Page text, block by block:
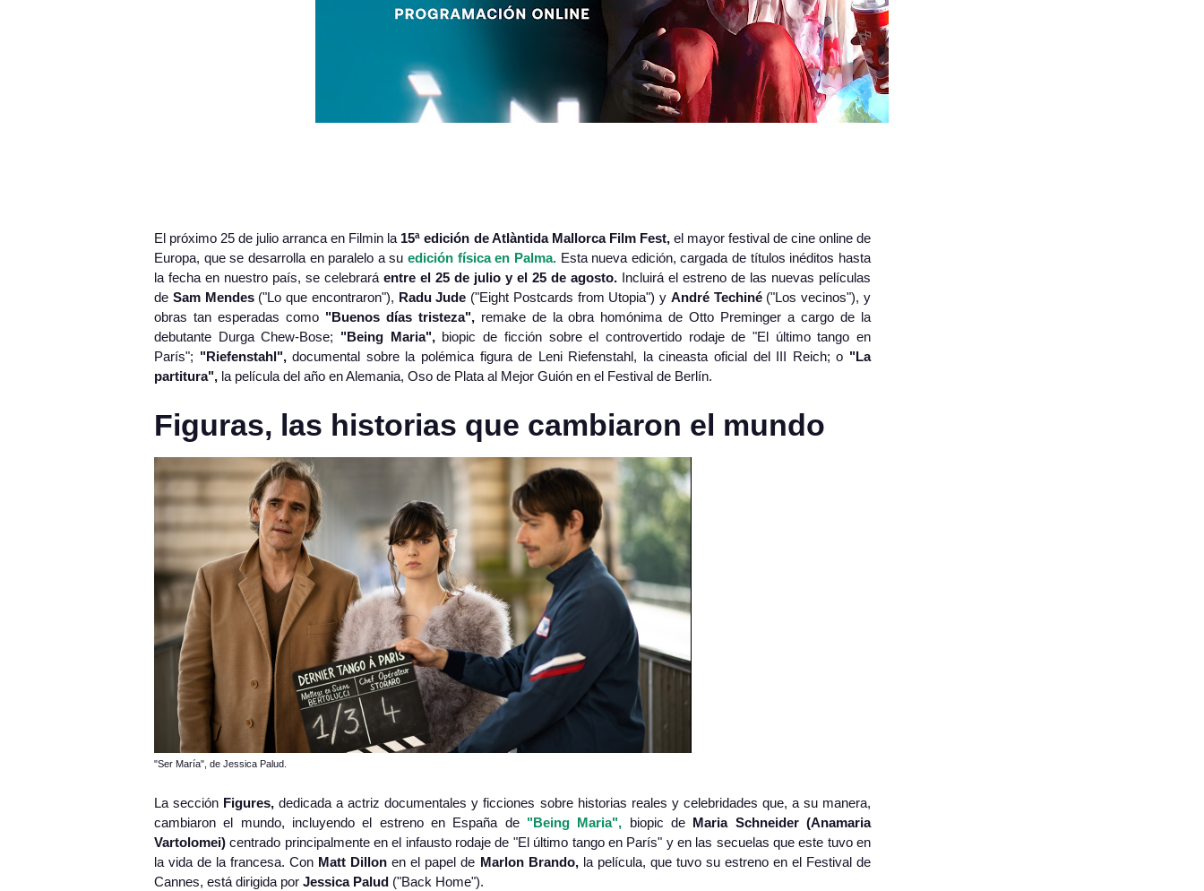
El próximo 25 de julio arranca en Filmin la 15ª edición de Atlàntida Mallorca Film Fest,el mayor festival de cine online de
Europa, que se desarrolla en paralelo a suedición física en Palma.Esta nueva edición, cargada de títulos inéditos hasta
la fecha en nuestro país, se celebrará entre el 25 de julio y el 25 de agosto. Incluirá el estreno de las nuevas películas
de Sam Mendes("Lo que encontraron"), Radu Jude ("Eight Postcards from Utopia") y André Techiné("Los vecinos"), y
obras tan esperadas como "Buenos días tristeza",remake de la obra homónima de Otto Preminger a cargo de la
debutante Durga Chew-Bose; "Being Maria",biopic de ficción sobre el controvertido rodaje de "El último tango en
París"; "Riefenstahl",documental sobre la polémica figura de Leni Riefenstahl, la cineasta oficial del III Reich; o "La
partitura", la película del año en Alemania, Oso de Plata al Mejor Guión en el Festival de Berlín.
Figuras, las historias que cambiaron el mundo
"Ser María", de Jessica Palud.
La sección Figures, dedicada a actriz documentales y ficciones sobre historias reales y celebridades que, a su manera,
cambiaron el mundo, incluyendo el estreno en España de "Being Maria", biopic de Maria Schneider (Anamaria
Vartolomei) centrado principalmente en el infausto rodaje de "El último tango en París" y en las secuelas que este tuvo en
la vida de la francesa. Con Matt Dillon en el papel de Marlon Brando,la película, que tuvo su estreno en el Festival de
Cannes, está dirigida por Jessica Palud ("Back Home").